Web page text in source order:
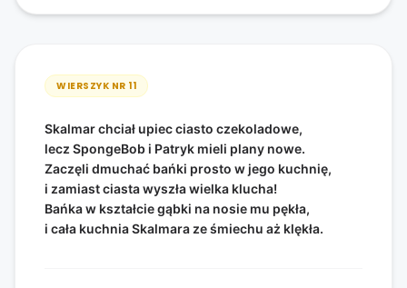
WIERSZYK NR 11
Skalmar chciał upiec ciasto czekoladowe,
lecz SpongeBob i Patryk mieli plany nowe.
Zaczęli dmuchać bańki prosto w jego kuchnię,
i zamiast ciasta wyszła wielka klucha!
Bańka w kształcie gąbki na nosie mu pękła,
i cała kuchnia Skalmara ze śmiechu aż klękła.